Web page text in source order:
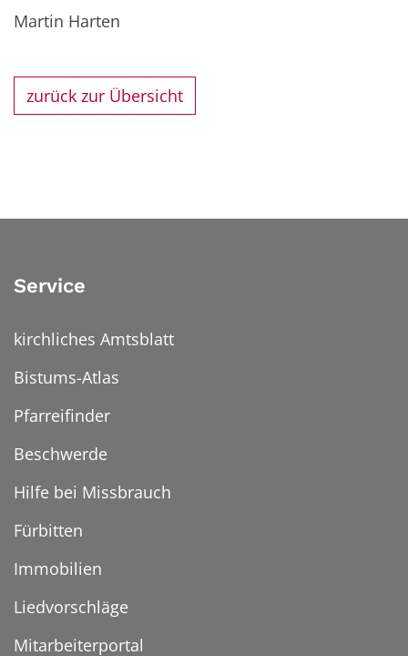
Martin Harten
zurück zur Übersicht
Service
kirchliches Amtsblatt
Bistums-Atlas
Pfarreifinder
Beschwerde
Hilfe bei Missbrauch
Fürbitten
Immobilien
Liedvorschläge
Mitarbeiterportal